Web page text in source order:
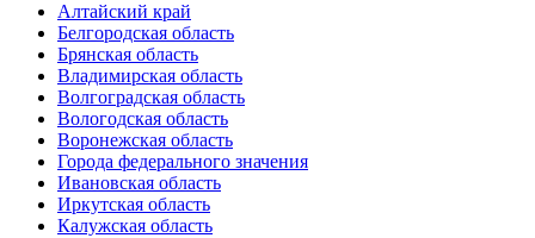
Алтайский край
Белгородская область
Брянская область
Владимирская область
Волгоградская область
Вологодская область
Воронежская область
Города федерального значения
Ивановская область
Иркутская область
Калужская область